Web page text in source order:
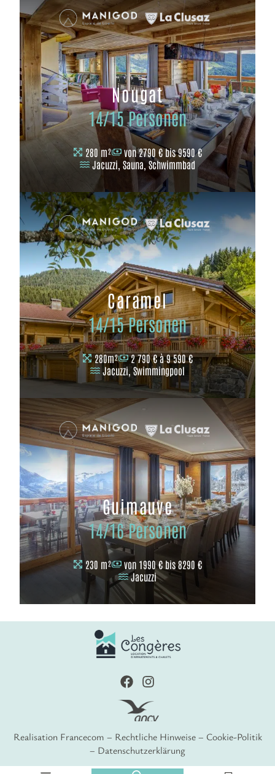
Nougat
14/15 Personen
280 m²
von 2790 € bis 9590 €
Jacuzzi, Sauna, Schwimmbad
Caramel
14/15 Personen
280m²
2 790 € à 9 590 €
Jacuzzi, Swimmingpool
Guimauve
14/16 Personen
230 m²
von 1990 € bis 8290 €
Jacuzzi
Realisation Francecom – Rechtliche Hinweise– Cookie-Politik
– Datenschutzerklärung